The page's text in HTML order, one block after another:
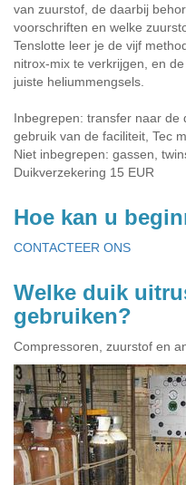
van zuurstof, de daarbij
voorschriften en welke
Tenslotte leer je de vijf
nitrox-mix te verkrijgen, en
juiste heliummengsels.
Inbegrepen: transfer naar de
gebruik van de faciliteit, Tec
Niet inbegrepen: gassen,
Duikverzekering 15 EUR
Hoe kan u
CONTACTEER ONS
Welke duik
gebruiken?
Compressoren, zuurstof en